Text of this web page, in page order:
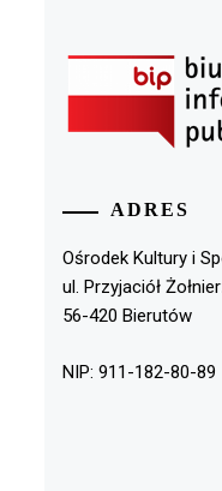
ADRES
Ośrodek Kultury i
ul. Przyjaciół
56-420 Bierutów
NIP: 911-182-80-89